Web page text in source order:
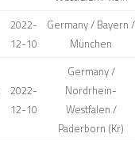
2022-
12-10
Germany / Bayern /
München
2022-
12-10
Germany /
Nordrhein-
Westfalen /
Paderborn (Kr)